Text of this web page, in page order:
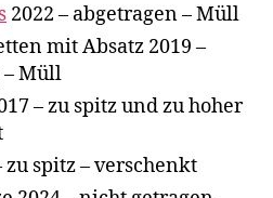
2022 – abgetragen – Müll
mit Absatz 2019 –
Müll
– zu spitz und zu hoher
zu spitz – verschenkt